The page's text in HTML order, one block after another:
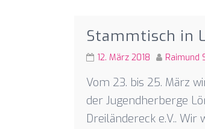
Stammtisch in
12. März 2018 Raimund
Vom 23. bis 25. März
der Jugendherberge
Dreiländereck e.V..